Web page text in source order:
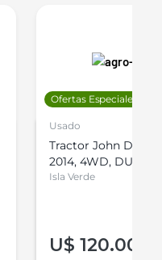
Ofertas Especiales
Usado
Tractor John Deere
2014, 4WD, DUAL
Isla Verde
U$ 120.000